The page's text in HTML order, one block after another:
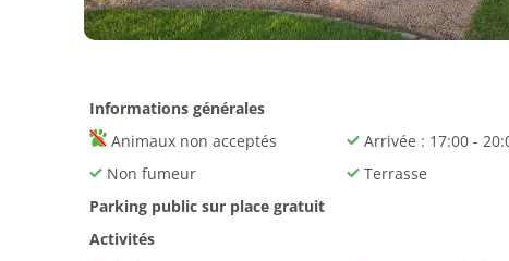
Informations générales
Animaux non acceptés
Arrivée : 17:00 -
Non fumeur
Terrasse
Parking public sur place gratuit
Activités